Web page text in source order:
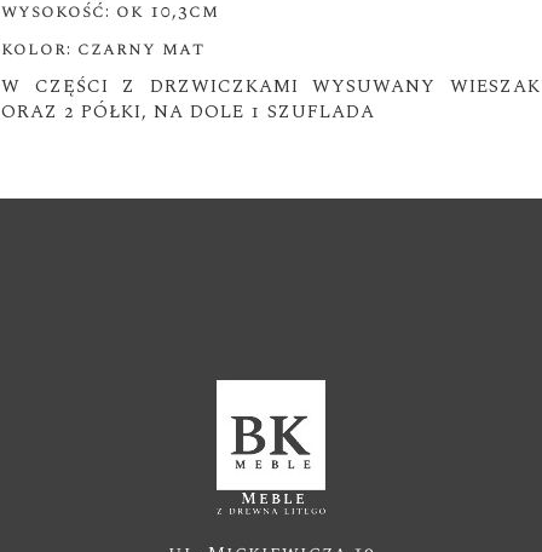
wysokość: ok 10,3cm
kolor: czarny mat
W CZĘŚCI Z DRZWICZKAMI WYSUWANY WIESZAK
ORAZ 2 PÓŁKI, NA DOLE 1 SZUFLADA